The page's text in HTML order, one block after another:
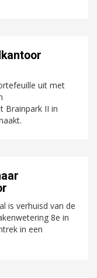
uit met
Brainpark II in
is verhuisd van de
8e in
in een